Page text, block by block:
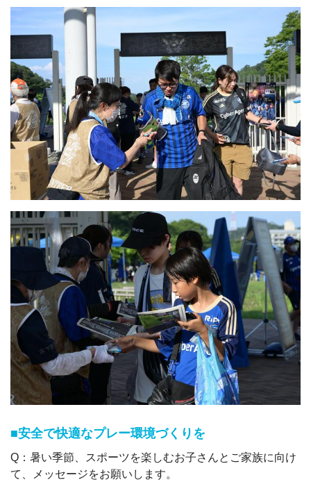
■安全で快適なプレー環境づくりを
Q：暑い季節、スポーツを楽しむお子さんとご家族に向け
て、メッセージをお願いします。